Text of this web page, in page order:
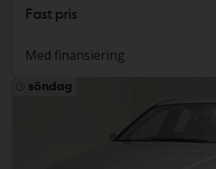
Fast pris
Med finansiering
söndag